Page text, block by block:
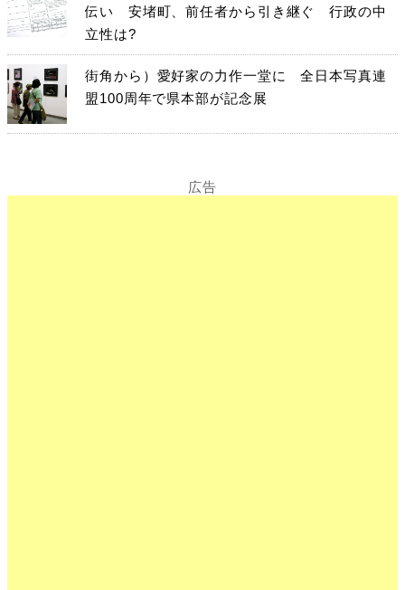
伝い 安堵町、前任者から引き継ぐ 行政の中
立性は?
街角から）愛好家の力作一堂に 全日本写真連
盟100周年で県本部が記念展